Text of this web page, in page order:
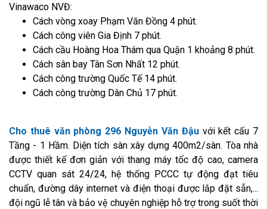
Vinawaco NVĐ:
Cách vòng xoay Phạm Văn Đồng 4 phút.
Cách công viên Gia Định 7 phút.
Cách cầu Hoàng Hoa Thám qua Quận 1 khoảng 8 phút.
Cách sân bay Tân Sơn Nhất 12 phút.
Cách công trường Quốc Tế 14 phút.
Cách công trường Dân Chủ 17 phút.
Cho thuê văn phòng 296 Nguyễn Văn Đậuvới kết cấu 7
Tầng - 1 Hầm. Diện tích sàn xây dựng 400m2/sàn. Tòa nhà
được thiết kế đơn giản với thang máy tốc độ cao, camera
CCTV quan sát 24/24, hệ thống PCCC tự động đạt tiêu
chuẩn, đường dây internet và điện thoại được lắp đặt sẵn,...
đội ngũ lễ tân và bảo vệ chuyên nghiệp hỗ trợ trong suốt thời